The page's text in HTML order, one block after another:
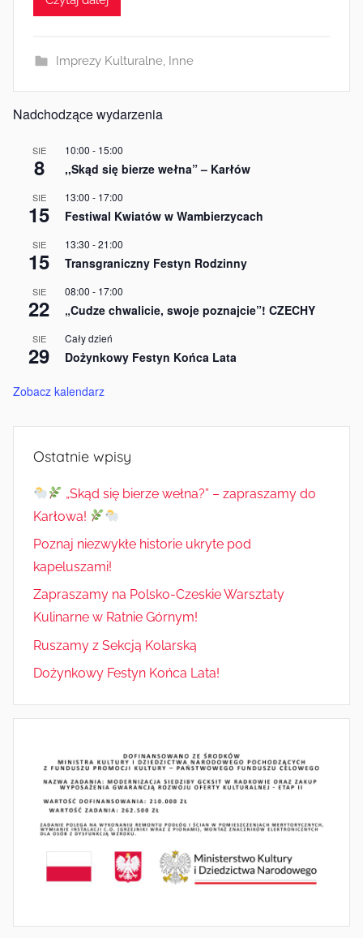
Imprezy Kulturalne, Inne
Nadchodzące wydarzenia
SIE
8
10:00 - 15:00
,,Skąd się bierze wełna” – Karłów
SIE
15
13:00 - 17:00
Festiwal Kwiatów w Wambierzycach
SIE
15
13:30 -21:00
Transgraniczny Festyn Rodzinny
SIE
22
08:00 - 17:00
„Cudze chwalicie, swoje poznajcie”! CZECHY
SIE
29
Cały dzień
Dożynkowy Festyn Końca Lata
Zobacz kalendarz
Ostatnie wpisy
„Skąd się bierze wełna?” – zapraszamy do
Karłowa!
Poznaj niezwykłe historie ukryte pod
kapeluszami!
Zapraszamy na Polsko-Czeskie Warsztaty
Kulinarne w Ratnie Górnym!
Ruszamy z Sekcją Kolarską
Dożynkowy Festyn Końca Lata!